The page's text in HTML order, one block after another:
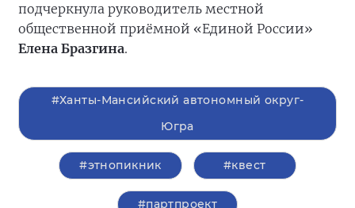
подчеркнула руководитель местной
общественной приёмной «Единой России»
Елена Бразгина.
#Ханты-Мансийский автономный округ-
Югра
#этнопикник #квест
#партпроект